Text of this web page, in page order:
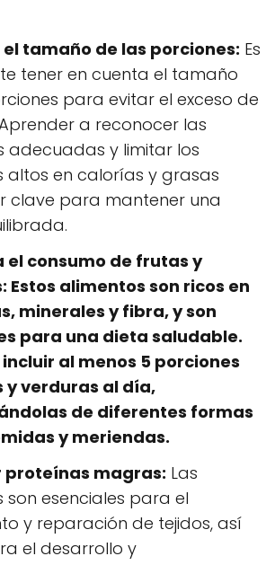
tamaño de las porciones: Es
tener en cuenta el tamaño
para evitar el exceso de
a reconocer las
adecuadas y limitar los
altos en calorías y grasas
clave para mantener una
el consumo de frutas y
Estos alimentos son ricos en
minerales y fibra, y son
para una dieta saludable.
al menos 5 porciones
y verduras al día,
de diferentes formas
y meriendas.
proteínas magras: Las
son esenciales para el
y reparación de tejidos, así
el desarrollo y